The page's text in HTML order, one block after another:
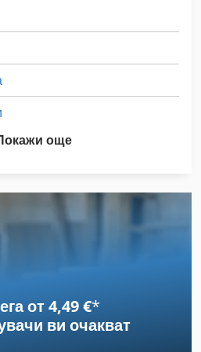
Ленти
още
от 4,49 €*
ви очакват